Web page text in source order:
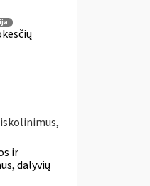
ir
dalyvių